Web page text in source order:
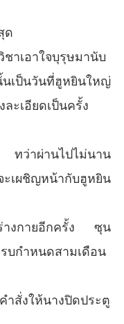
ด
าเอาใจบุรุษมานับ
เป็นวันที่ฮูหยินใหญ่
ละเอียดเป็นครั้ง
ทว่าผ่านไปไม่นาน
เผชิญหน้ากับฮูหยิน
ร่างกายอีกครั้ง ซุน
บกำหนดสามเดือน
ำสั่งให้นางปิดประตู